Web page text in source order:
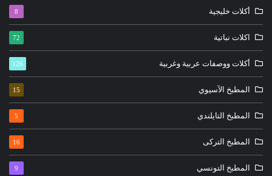
أكلات خليجية 8
اكلات نباتية 72
أكلات ووصفات عربية وغربية 126
المطبخ الآسيوي 15
المطبخ التايلندي 5
المطبخ التركى 16
المطبخ التونسي 9